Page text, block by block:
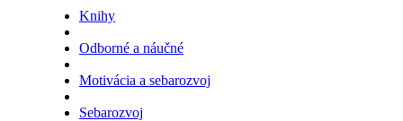
Knihy
Odborné a náučné
Motivácia a sebarozvoj
Sebarozvoj